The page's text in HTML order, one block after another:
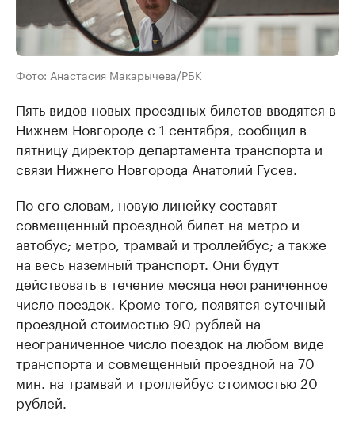
Фото: Анастасия Макарычева/РБК
Пять видов новых проездных билетов вводятся в
Нижнем Новгороде с 1 сентября, сообщил в
пятницу директор департамента транспорта и
связи Нижнего Новгорода Анатолий Гусев.
По его словам, новую линейку составят
совмещенный проездной билет на метро и
автобус; метро, трамвай и троллейбус; а также
на весь наземный транспорт. Они будут
действовать в течение месяца неограниченное
число поездок. Кроме того, появятся суточный
проездной стоимостью 90 рублей на
неограниченное число поездок на любом виде
транспорта и совмещенный проездной на 70
мин. на трамвай и троллейбус стоимостью 20
рублей.